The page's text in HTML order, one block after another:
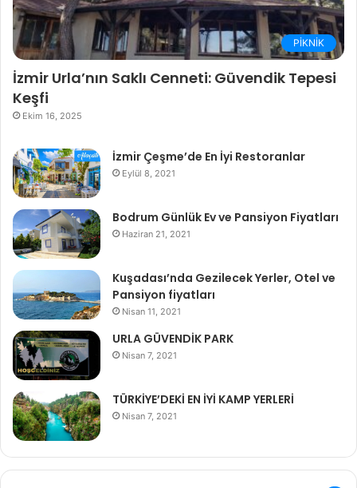
PİKNİK
İzmir Urla’nın Saklı Cenneti: Güvendik Tepesi
Keşfi
Ekim 16, 2025
İzmir Çeşme’de En İyi Restoranlar
Eylül 8, 2021
Bodrum Günlük Ev ve Pansiyon Fiyatları
Haziran 21, 2021
Kuşadası’nda Gezilecek Yerler, Otel ve
Pansiyon fiyatları
Nisan 11, 2021
URLA GÜVENDİK PARK
Nisan 7, 2021
TÜRKİYE’DEKİ EN İYİ KAMP YERLERİ
Nisan 7, 2021